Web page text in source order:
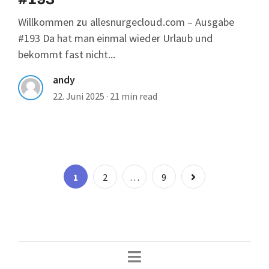
Willkommen zu allesnurgecloud.com – Ausgabe
#193 Da hat man einmal wieder Urlaub und
bekommt fast nicht...
andy
22. Juni 2025 · 21 min read
Page
1 Page
2 … Page
9